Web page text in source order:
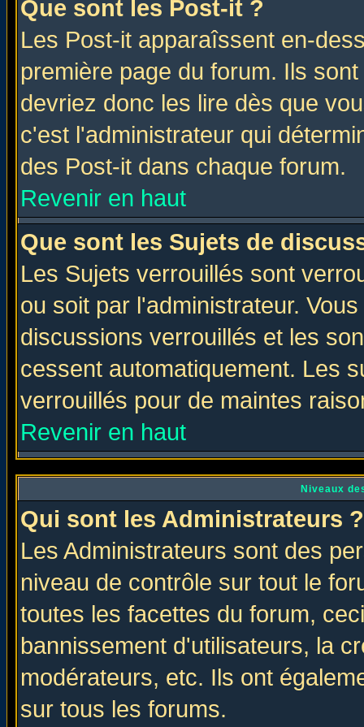
Que sont les Post-it ?
Les Post-it apparaîssent en-
première page du forum. Ils
devriez donc les lire dès que
c'est l'administrateur qui
des Post-it dans chaque forum.
Revenir en haut
Que sont les Sujets de
Les Sujets verrouillés sont
ou soit par l'administrateur.
discussions verrouillés et les
cessent automatiquement. Les
verrouillés pour de maintes
Revenir en haut
Niveaux
Qui sont les Administrateurs ?
Les Administrateurs sont des
niveau de contrôle sur tout le
toutes les facettes du forum,
bannissement d'utilisateurs, la
modérateurs, etc. Ils ont
sur tous les forums.